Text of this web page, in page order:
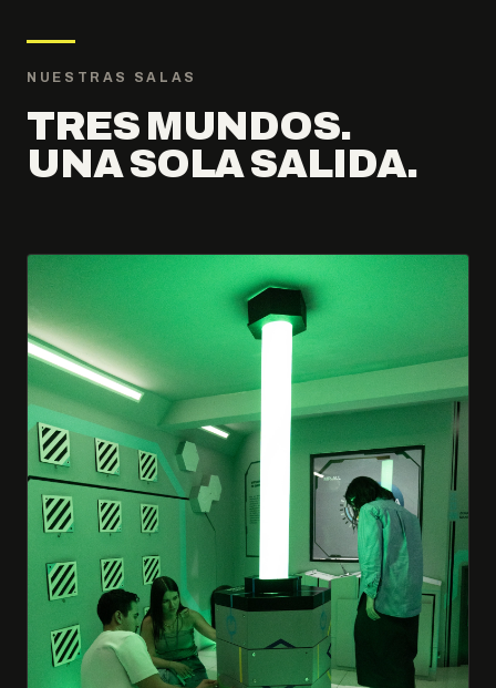
NUESTRAS SALAS
TRES MUNDOS.
UNA SOLA SALIDA.